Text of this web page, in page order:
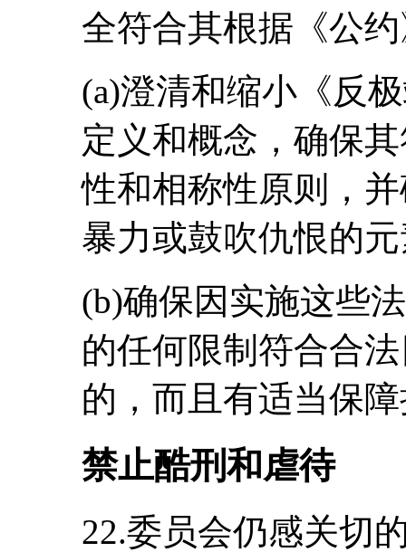
全符合其根据《公
(a)澄清和缩小《反
定义和概念，确保
性和相称性原则，
暴力或鼓吹仇恨的
(b)确保因实施这些
的任何限制符合合
的，而且有适当保
禁止酷刑和虐待
22.委员会仍感关切